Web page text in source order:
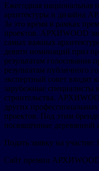
Ежегодная национальная
архитектуры и дизайна
За это время в рамках
проектов. АРХИWOOD
самых важных
девяти номинаций приз
результатам
результатам публичного
экспертный совет входят
зарубежные специалисты
строительства.
других
проектов. Под этим
посвящённые деревянной
Подать заявку на
Сайт премии